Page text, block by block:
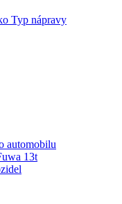
Typ nápravy
automobilu
13t